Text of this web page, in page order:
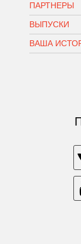
ПАРТНЕРЫ
ВЫПУСКИ
ВАША